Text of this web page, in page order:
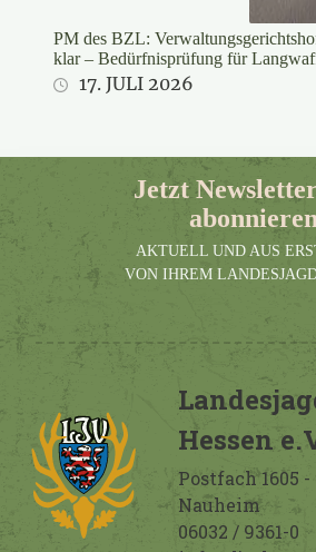
PM des BZL:
klar – Bedürfnisprüfung für
rechtswidrig
17. JULI 2026
Jetzt
abonnieren
AKTUELL UND AUS
VON IHREM
Hessen
Postfach 1605 -
Nauheim
06032 / 9361-0